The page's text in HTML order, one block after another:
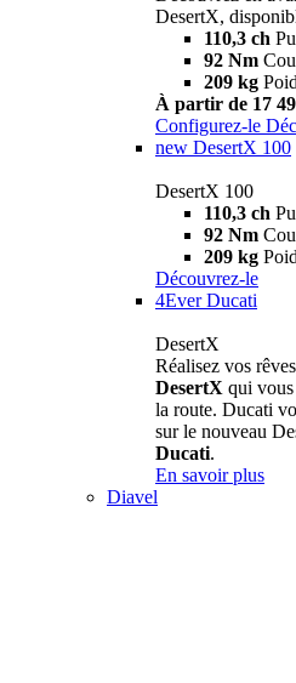
DesertX,
110,3 ch
92 Nm
209 kg
À partir de 17
Configurez-le
new DesertX 100
DesertX 100
110,3 ch
92 Nm
209 kg
Découvrez-le
4Ever Ducati
DesertX
Réalisez vos
DesertX qui vous
la route. Ducati
sur le nouveau
Ducati.
En savoir plus
Diavel